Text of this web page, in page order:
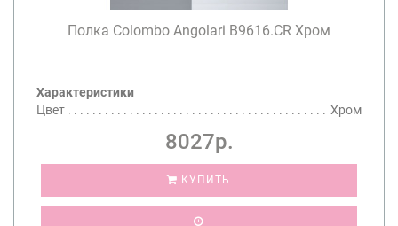
Полка Colombo Angolari B9616.CR Хром
Характеристики
Цвет
Хром
8027р.
КУПИТЬ